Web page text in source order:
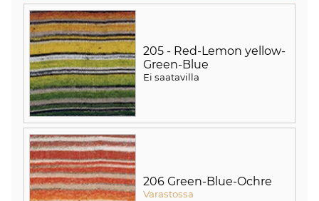
205 - Red-Lemon yellow-
Green-Blue
Ei saatavilla
206 Green-Blue-Ochre
Varastossa